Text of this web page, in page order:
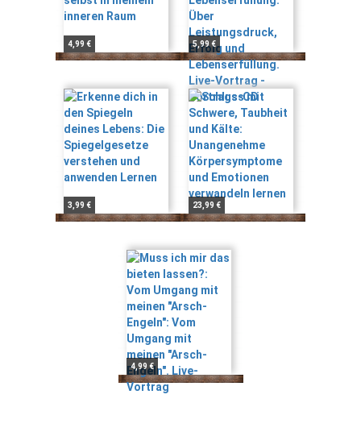
4,99 € 5,99 €
3,99 € 23,99 €
4,99 €